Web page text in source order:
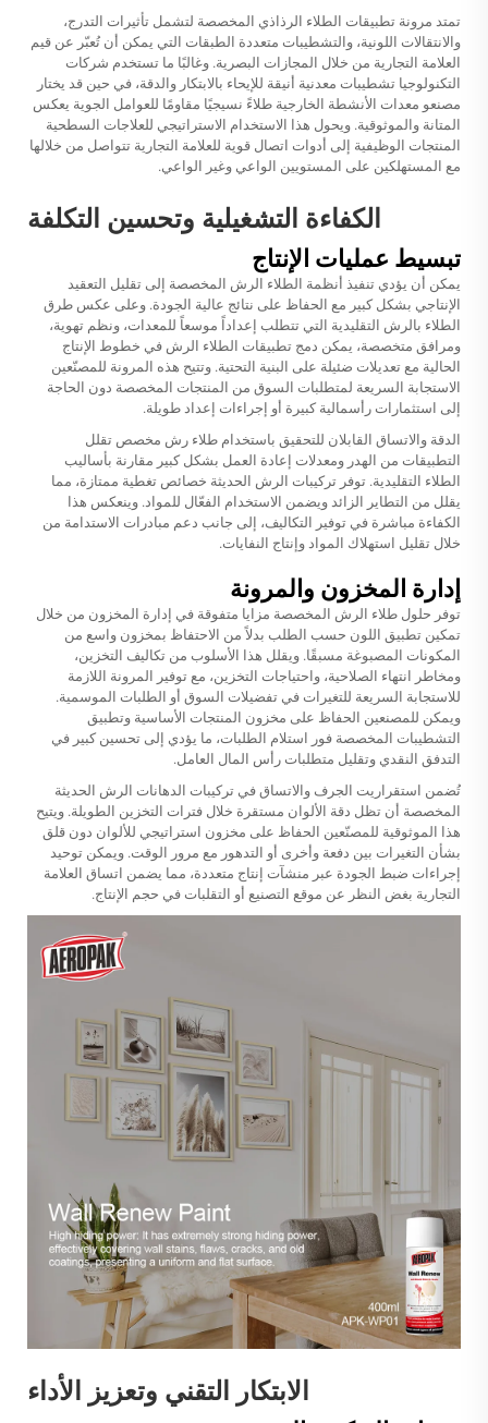
تمتد مرونة تطبيقات الطلاء الرذاذي المخصصة لتشمل تأثيرات التدرج،
والانتقالات اللونية، والتشطيبات متعددة الطبقات التي يمكن أن تُعبّر عن قيم
العلامة التجارية من خلال المجازات البصرية. وغالبًا ما تستخدم شركات
التكنولوجيا تشطيبات معدنية أنيقة للإيحاء بالابتكار والدقة، في حين قد يختار
مصنعو معدات الأنشطة الخارجية طلاءً نسيجيًا مقاومًا للعوامل الجوية يعكس
المتانة والموثوقية. ويحول هذا الاستخدام الاستراتيجي للعلاجات السطحية
المنتجات الوظيفية إلى أدوات اتصال قوية للعلامة التجارية تتواصل من خلالها
مع المستهلكين على المستويين الواعي وغير الواعي.
الكفاءة التشغيلية وتحسين التكلفة
تبسيط عمليات الإنتاج
يمكن أن يؤدي تنفيذ أنظمة الطلاء الرش المخصصة إلى تقليل التعقيد
الإنتاجي بشكل كبير مع الحفاظ على نتائج عالية الجودة. وعلى عكس طرق
الطلاء بالرش التقليدية التي تتطلب إعداداً موسعاً للمعدات، ونظم تهوية،
ومرافق متخصصة، يمكن دمج تطبيقات الطلاء الرش في خطوط الإنتاج
الحالية مع تعديلات ضئيلة على البنية التحتية. وتتيح هذه المرونة للمصنّعين
الاستجابة السريعة لمتطلبات السوق من المنتجات المخصصة دون الحاجة
إلى استثمارات رأسمالية كبيرة أو إجراءات إعداد طويلة.
الدقة والاتساق القابلان للتحقيق باستخدام طلاء رش مخصص تقلل
التطبيقات من الهدر ومعدلات إعادة العمل بشكل كبير مقارنة بأساليب
الطلاء التقليدية. توفر تركيبات الرش الحديثة خصائص تغطية ممتازة، مما
يقلل من التطاير الزائد ويضمن الاستخدام الفعّال للمواد. وينعكس هذا
الكفاءة مباشرة في توفير التكاليف، إلى جانب دعم مبادرات الاستدامة من
خلال تقليل استهلاك المواد وإنتاج النفايات.
إدارة المخزون والمرونة
توفر حلول طلاء الرش المخصصة مزايا متفوقة في إدارة المخزون من خلال
تمكين تطبيق اللون حسب الطلب بدلاً من الاحتفاظ بمخزون واسع من
المكونات المصبوغة مسبقًا. ويقلل هذا الأسلوب من تكاليف التخزين،
ومخاطر انتهاء الصلاحية، واحتياجات التخزين، مع توفير المرونة اللازمة
للاستجابة السريعة للتغيرات في تفضيلات السوق أو الطلبات الموسمية.
ويمكن للمصنعين الحفاظ على مخزون المنتجات الأساسية وتطبيق
التشطيبات المخصصة فور استلام الطلبات، ما يؤدي إلى تحسين كبير في
التدفق النقدي وتقليل متطلبات رأس المال العامل.
تُضمن استقراريت الجرف والاتساق في تركيبات الدهانات الرش الحديثة
المخصصة أن تظل دقة الألوان مستقرة خلال فترات التخزين الطويلة. ويتيح
هذا الموثوقية للمصنّعين الحفاظ على مخزون استراتيجي للألوان دون قلق
بشأن التغيرات بين دفعة وأخرى أو التدهور مع مرور الوقت. ويمكن توحيد
إجراءات ضبط الجودة عبر منشآت إنتاج متعددة، مما يضمن اتساق العلامة
التجارية بغض النظر عن موقع التصنيع أو التقلبات في حجم الإنتاج.
الابتكار التقني وتعزيز الأداء